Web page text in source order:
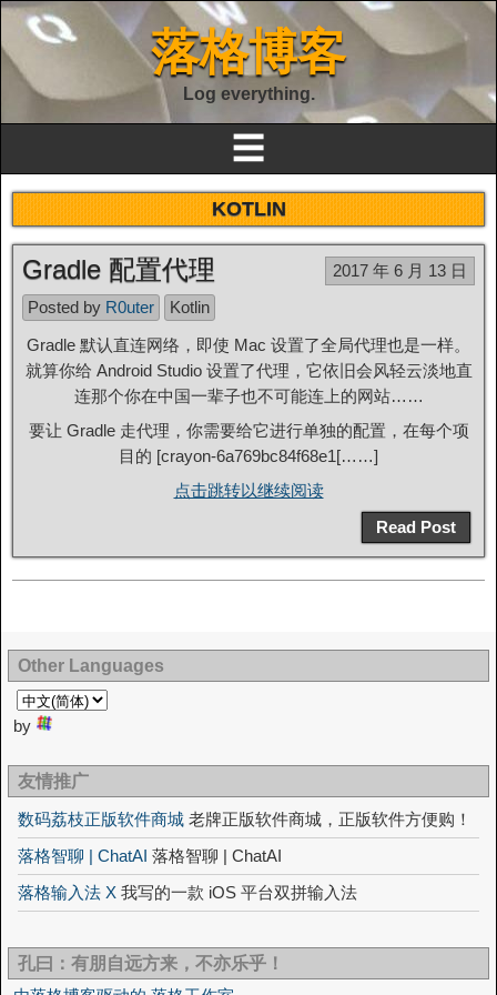
落格博客
Log everything.
☰
KOTLIN
Gradle 配置代理
2017 年 6 月 13 日
Posted by R0uter
Kotlin
Gradle 默认直连网络，即使 Mac 设置了全局代理也是一样。
就算你给 Android Studio 设置了代理，它依旧会风轻云淡地直
连那个你在中国一辈子也不可能连上的网站……
要让 Gradle 走代理，你需要给它进行单独的配置，在每个项
目的 [crayon-6a769bc84f68e1[……]
点击跳转以继续阅读
Read Post
Other Languages
by
友情推广
数码荔枝正版软件商城 老牌正版软件商城，正版软件方便购！
落格智聊 | ChatAI 落格智聊 | ChatAI
落格输入法 X 我写的一款 iOS 平台双拼输入法
孔曰：有朋自远方来，不亦乐乎！